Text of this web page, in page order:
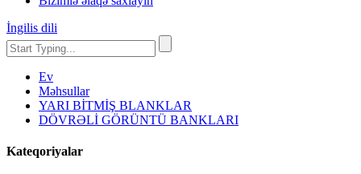
İngilis dili
Ev
Məhsullar
YARI BİTMİŞ BLANKLAR
DÖVRƏLİ GÖRÜNTÜ BANKLARI
Kateqoriyalar